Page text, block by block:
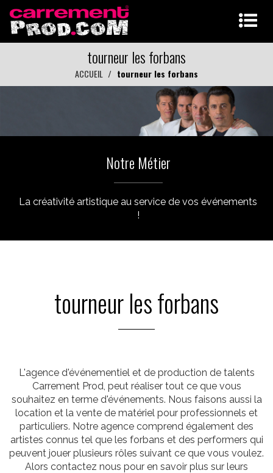
tourneur les forbans
ACCUEIL tourneur les forbans
Notre Métier
La créativité artistique au service de vos événements
!
tourneur les forbans
L'agence d'événementiel et de production de talents
Carrement Prod, peut réaliser tout ce que vous
souhaitez en terme d'événements. Nous faisons aussi la
location et la vente de matériel pour professionnels et
particuliers. Notre agence comprend également des
artistes connus tel que les forbans et des performers qui
peuvent jouer plusieurs rôles suivant ce que vous voulez.
Alors contactez nous pour en savoir plus sur leurs